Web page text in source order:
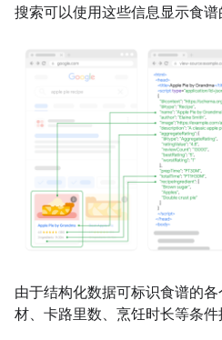
搜索可以使用这些信息显示食谱
由于结构化数据可标识食谱的
材、卡路里数、烹饪时长等条件